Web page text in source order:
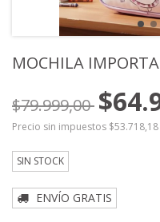
MOCHILA
$79.999,00
Precio sin impuestos $53.718,18
SIN STOCK
ENVÍO GRATIS